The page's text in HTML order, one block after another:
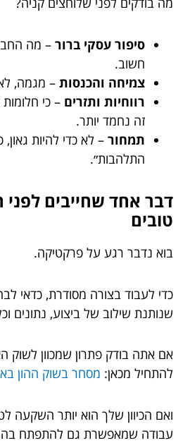
סיפור עסקי ברור – מה
חשוב.
צמיחה והכנסות – מגמה,
רווחיות ותזרים – כי
זה נחמד יותר.
תמחור – לא כדי להיות
התלהבות״.
דבר אחד שחייבים לפני
טובים
בוא נדבר רגע על פרקטיקה.
כדי לעבוד בצורה מסודרת, כדאי
שנותנת שילוב של ביצוע, נתונים
אם אתה בודק פתרון שמכוון לשוק
להתחיל מכאן: מסחר בשוק ההון
ואם הכיוון שלך הוא יותר השקעה
עבודה שמאפשרת גם להתפתח